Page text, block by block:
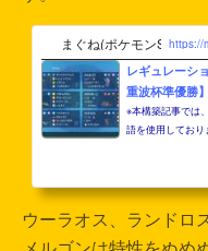
まぐね(ポケモンSV)
レギュレーシ
重波杯準優勝
※本構築記事では
語を使用してお
お前ボールな。
だけはご勘弁を
紹介 ・ウーラオ
パオジアン ・ヒ
ウーラオス、ランドロ